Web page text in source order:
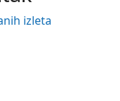
izleta